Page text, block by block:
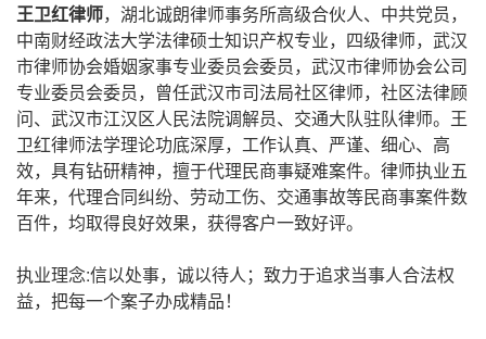
王卫红律师，湖北诚朗律师事务所高级合伙人、中共党员，
中南财经政法大学法律硕士知识产权专业，四级律师，武汉
市律师协会婚姻家事专业委员会委员，武汉市律师协会公司
专业委员会委员，曾任武汉市司法局社区律师，社区法律顾
问、武汉市江汉区人民法院调解员、交通大队驻队律师。王
卫红律师法学理论功底深厚，工作认真、严谨、细心、高
效，具有钻研精神，擅于代理民商事疑难案件。律师执业五
年来，代理合同纠纷、劳动工伤、交通事故等民商事案件数
百件，均取得良好效果，获得客户一致好评。
执业理念:信以处事，诚以待人；致力于追求当事人合法权
益，把每一个案子办成精品！